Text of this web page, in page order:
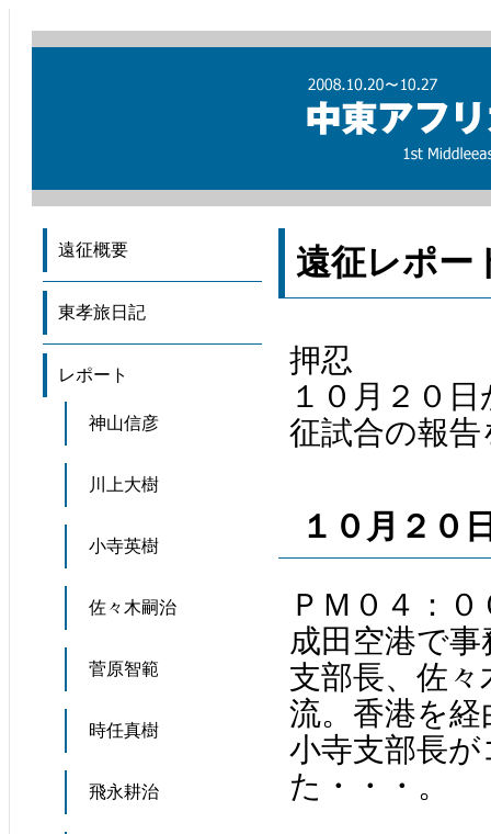
2008 UAE遠
遠征概要
東孝旅日記
レポート
神山信彦
川上大樹
小寺英樹
佐々木嗣治
菅原智範
時任真樹
飛永耕治
遠征レポー
押忍
１０月２０
征試合の報
１０月２０
ＰＭ０４：０
成田空港で
支部長、佐
流。香港を
小寺支部長
た・・・。